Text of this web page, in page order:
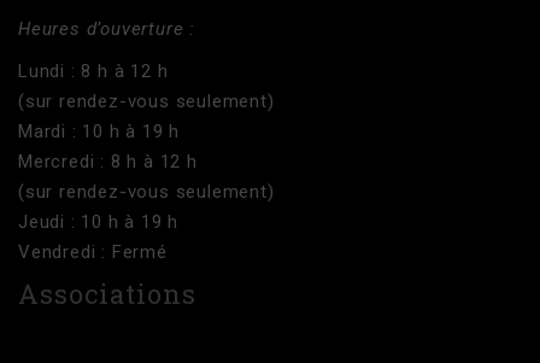
Heures d’ouverture :
Lundi : 8 h à 12 h
(sur rendez-vous seulement)
Mardi : 10 h à 19 h
Mercredi : 8 h à 12 h
(sur rendez-vous seulement)
Jeudi : 10 h à 19 h
Vendredi : Fermé
Associations